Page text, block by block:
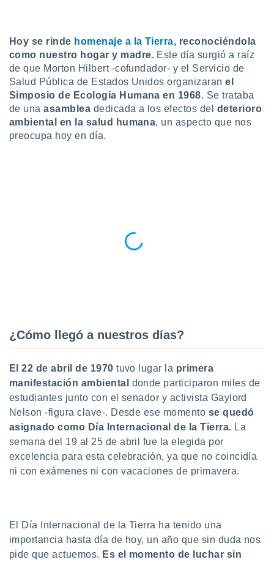
más
nuestra
de
el sitio
se
ni para
o
acceder a
a
abono
Hoy se rinde homenaje a la Tierra, reconociéndola
como nuestro hogar y madre. Este día surgió a raíz
de que Morton Hilbert -cofundador- y el Servicio de
Salud Pública de Estados Unidos organizaranel
Simposio de Ecología Humana en 1968. Se trataba
de unaasamblea dedicada a los efectos del deterioro
ambiental en la salud humana, un aspecto que nos
preocupa hoy en día.
¿Cómo llegó a nuestros días?
El 22 de abril de 1970tuvo lugar la primera
manifestación ambiental donde participaron miles de
estudiantes junto con el senador y activista Gaylord
Nelson -figura clave-. Desde ese momento se quedó
asignado como Día Internacional de la Tierra. La
semana del 19 al 25 de abril fue la elegida por
excelencia para esta celebración, ya que no coincidía
ni con exámenes ni con vacaciones de primavera.
El Día Internacional de la Tierra ha tenido una
importancia hasta día de hoy, un año que sin duda nos
pide que actuemos. Es el momento de luchar sin